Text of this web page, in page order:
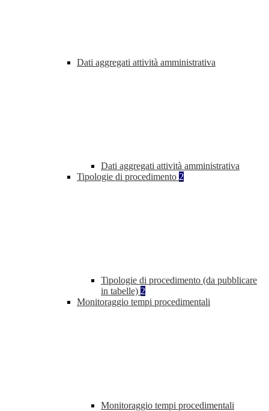
Dati aggregati attività amministrativa
Dati aggregati attività amministrativa
Tipologie di procedimento 2
Tipologie di procedimento (da pubblicare
in tabelle) 2
Monitoraggio tempi procedimentali
Monitoraggio tempi procedimentali